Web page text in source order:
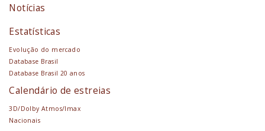
Notícias
Estatísticas
Evolução do mercado
Database Brasil
Database Brasil 20 anos
Calendário de estreias
3D/Dolby Atmos/Imax
Nacionais